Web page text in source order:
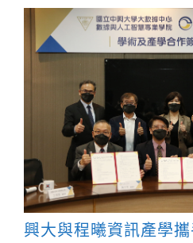
興大與程曦資訊產學